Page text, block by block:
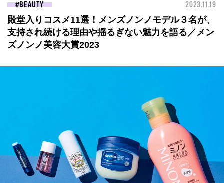
BEAUTY 2023.11.19
殿堂入りコスメ11選！メンズノンノモデル３名が、
支持され続ける理由や揺るぎない魅力を語る／メン
ズノンノ美容大賞2023